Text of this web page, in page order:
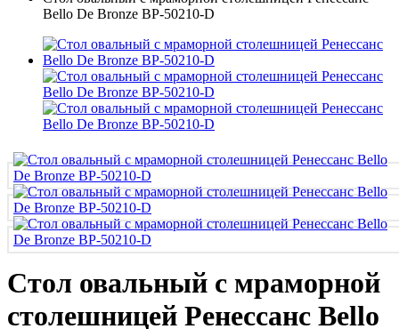
Bello De Bronze BP-50210-D
Стол овальный с мраморной
столешницей Ренессанс Bello